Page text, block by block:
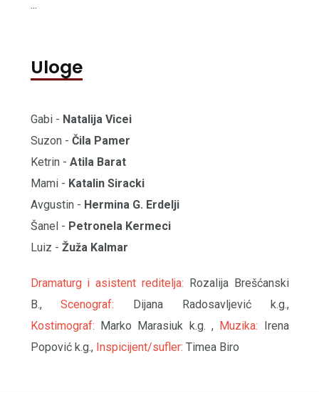
...
Uloge
Gabi - Natalija Vicei
Suzon - Čila Pamer
Ketrin - Atila Barat
Mami - Katalin Siracki
Avgustin - Hermina G. Erdelji
Šanel - Petronela Kermeci
Luiz - Žuža Kalmar
Dramaturg i asistent reditelja: Rozalija Brešćanski
B.,Scenograf: Dijana Radosavljević k.g.,
Kostimograf: Marko Marasiuk k.g. , Muzika: Irena
Popović k.g., Inspicijent/sufler: Timea Biro